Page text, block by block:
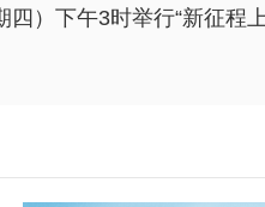
）下午3时举行“新征